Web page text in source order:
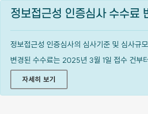
정보접근성 인증심사 수수료
정보접근성 인증심사의 심사기준 및 심사규
변경된 수수료는 2025년 3월 1일 접수 건부
자세히 보기